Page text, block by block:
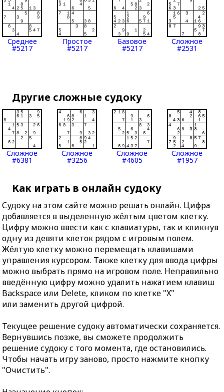
Среднее
#5217
Простое
#5217
Базовое
#5217
Сложное
#2531
Другие сложные судоку
Сложное
#6381
Сложное
#3256
Сложное
#4605
Сложное
#1957
Как играть в онлайн судоку
Судоку на этом сайте можно решать онлайн. Цифра
добавляется в выделенную жёлтым цветом клетку.
Цифру можно ввести как с клавиатуры, так и кликнув
одну из девяти клеток рядом с игровым полем.
Жёлтую клетку можно перемещать клавишами
управления курсором. Также клетку для ввода цифры
можно выбрать прямо на игровом поле. Неправильно
введённую цифру можно удалить нажатием клавиш
Backspace или Delete, кликом по клетке "X"
или заменить другой цифрой.
Текущее решение судоку автоматически сохраняется.
Вернувшись позже, вы сможете продолжить
решение судоку с того момента, где остановились.
Чтобы начать игру заново, просто нажмите кнопку
"Очистить".